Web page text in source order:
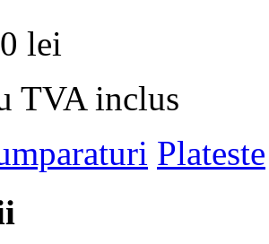
lei
TVA inclus
Plateste